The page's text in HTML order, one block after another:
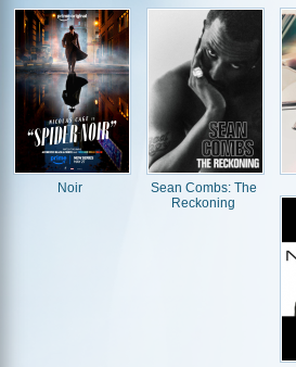
Noir
Sean Combs: The
Reckoning